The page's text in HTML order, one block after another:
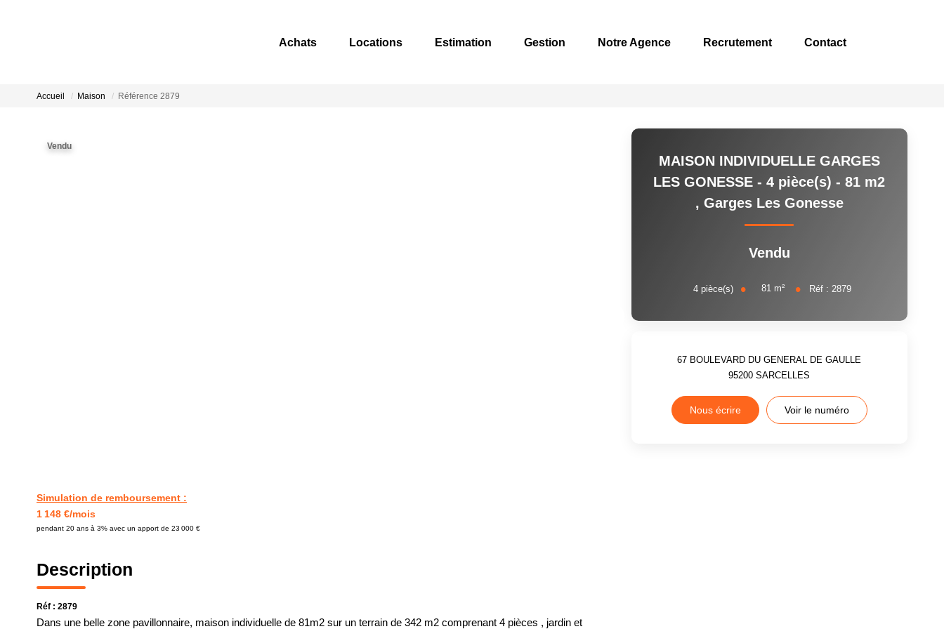
Achats Locations Estimation Gestion Notre Agence Recrutement Contact
Accueil Maison Référence 2879
Vendu
Simulation de remboursement :
1 148 €/mois
pendant 20 ans à 3% avec un apport de 23 000 €
Description
Réf : 2879
Dans une belle zone pavillonnaire, maison individuelle de 81m2 sur un terrain de 342 m2 comprenant 4 pièces , jardin et
MAISON INDIVIDUELLE GARGES
LES GONESSE - 4 pièce(s) - 81 m2
, Garges Les Gonesse
Vendu
4 pièce(s) 81 m² Réf : 2879
67 BOULEVARD DU GENERAL DE GAULLE
95200SARCELLES
Nous écrire Voir le numéro